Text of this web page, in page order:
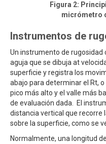
Figura 2:
micrómetro
Instrumentos de
Un instrumento de rugosidad
aguja que se dibuja at
superficie y registra los
abajo para determinar el Rt,
pico más alto y el valle más
de evaluación dada. El
distancia vertical que recorre
sobre la superficie, como se
Normalmente, una longitud